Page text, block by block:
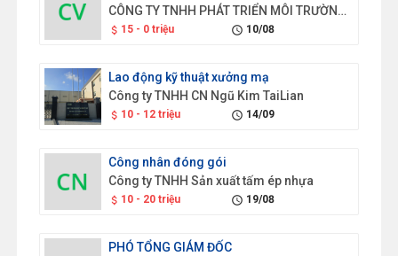
CÔNG TY TNHH PHÁT TRIỂN MÔI TRƯỜNG XANH SAO VIỆT
attach_money 15 - 0 triệu schedule 10/08
Lao động kỹ thuật xưởng mạ
Công ty TNHH CN Ngũ Kim TaiLian
attach_money 10 - 12 triệu schedule 14/09
Công nhân đóng gói
Công ty TNHH Sản xuất tấm ép nhựa
attach_money 10 - 20 triệu schedule 19/08
PHÓ TỔNG GIÁM ĐỐC